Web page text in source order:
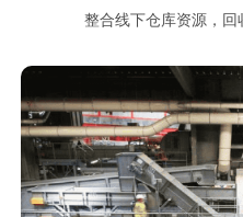
整合线下仓库资源，